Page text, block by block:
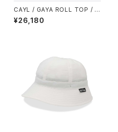
CAYL / GAYA ROLL TOP / M
ESH（B-GRID）
¥26,180